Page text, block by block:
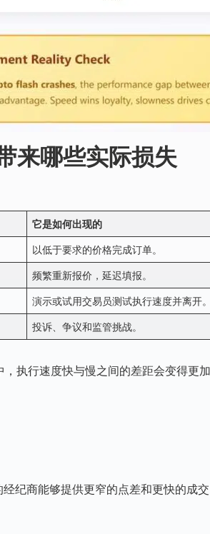
来哪些实际损失
它是如何出现的
以低于要求的价格完成订单。
频繁重新报价，延迟填报。
演示或试用交易员测试执行速度并离开。
投诉、争议和监管挑战。
，执行速度快与慢之间的差距会变得更
纪商能够提供更窄的点差和更快的成交